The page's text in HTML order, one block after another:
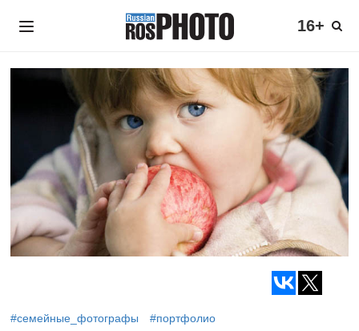
16+
#семейные_фотографы #портфолио